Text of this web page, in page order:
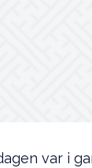
var i